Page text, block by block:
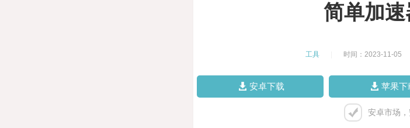
简单加
工具 时间：2023-11-05
安卓下载 苹果下
安卓市场